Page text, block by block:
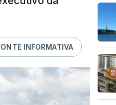
INFORMATIVA